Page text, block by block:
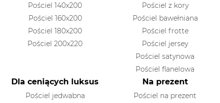
Pościel 140x200
Pościel 160x200
Pościel 180x200
Pościel 200x220
Pościel z kory
Pościel bawełniana
Pościel frotte
Pościel jersey
Pościel satynowa
Pościel flanelowa
Dla ceniących luksus
Pościel jedwabna
Na prezent
Pościel na prezent